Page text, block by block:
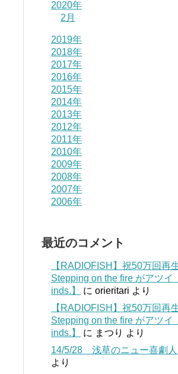
2020年
2月
2019年
2018年
2017年
2016年
2015年
2014年
2013年
2012年
2011年
2010年
2009年
2008年
2007年
2006年
最近のコメント
【RADIOFISH】祝50万回再
Stepping on the fire がアツイ
inds.】
に orieritari より
【RADIOFISH】祝50万回再
Stepping on the fire がアツイ
inds.】
に まつり より
14/5/28 浅草のニュー喜劇人
より